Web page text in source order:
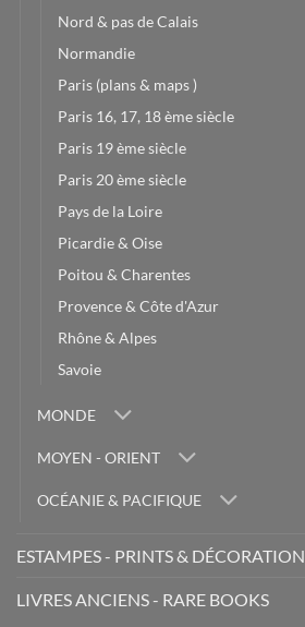
Nord & pas de Calais
Normandie
Paris (plans & maps )
Paris 16, 17, 18 ème siècle
Paris 19 ème siècle
Paris 20 ème siècle
Pays de la Loire
Picardie & Oise
Poitou & Charentes
Provence & Côte d'Azur
Rhône & Alpes
Savoie
MONDE
MOYEN - ORIENT
OCÉANIE & PACIFIQUE
ESTAMPES - PRINTS & DÉCORATION
LIVRES ANCIENS - RARE BOOKS